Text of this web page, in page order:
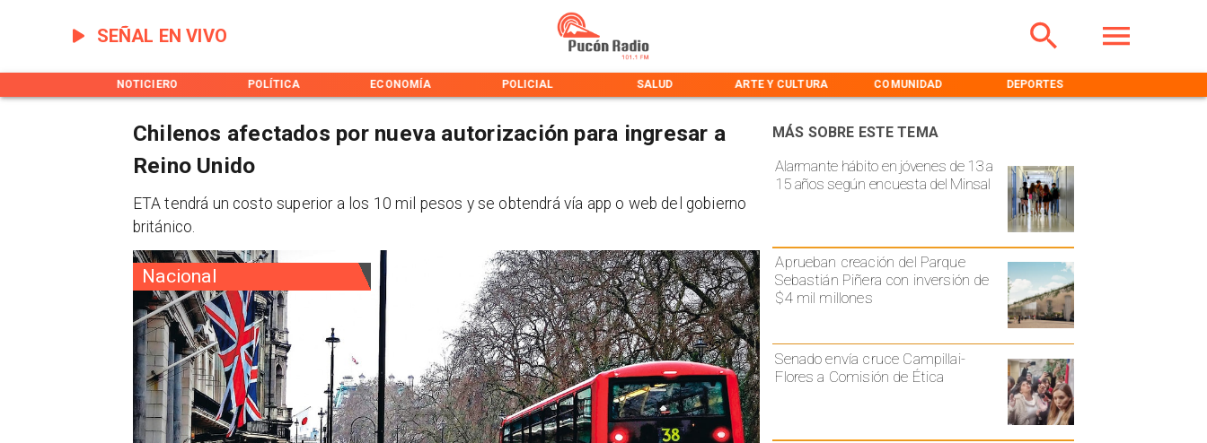
SEÑAL EN VIVO
NOTICIERO POLÍTICA ECONOMÍA POLICIAL SALUD ARTE Y CULTURA COMUNIDAD DEPORTES
Nacional
Alarmante hábito en jóvenes de 13 a
15 años según encuesta del Minsal
Aprueban creación del Parque
Sebastián Piñera con inversión de
$4 mil millones
Senado envía cruce Campillai-
Flores a Comisión de Ética
MÁS SOBRE ESTE TEMA
Chilenos afectados por nueva autorización para ingresar a
Reino Unido
ETA tendrá un costo superior a los 10 mil pesos y se obtendrá vía app o web del gobierno
británico.